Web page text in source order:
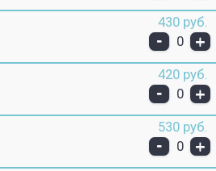
430 руб.
- 0 +
420 руб.
- 0 +
530 руб.
- 0 +